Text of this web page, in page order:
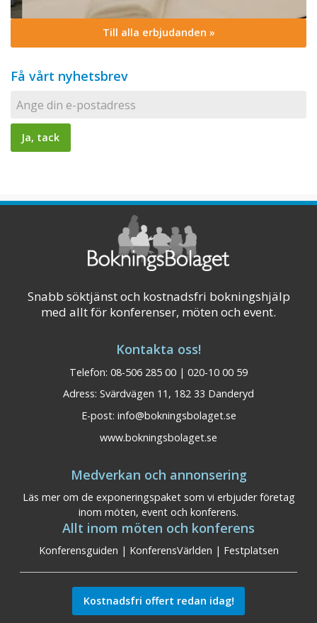
Till alla erbjudanden »
Få vårt nyhetsbrev
Snabb söktjänst och kostnadsfri bokningshjälp
med allt för konferenser, möten och event.
Kontakta oss!
Telefon: 08-506 285 00 | 020-10 00 59
Adress: Svärdvägen 11, 182 33 Danderyd
E-post: info@bokningsbolaget.se
www.bokningsbolaget.se
Medverkan och annonsering
Läs mer om de exponeringspaket som vi erbjuder företag
inom möten, event och konferens.
Allt inom möten och konferens
Konferensguiden | KonferensVärlden | Festplatsen
Kostnadsfri offert redan idag!